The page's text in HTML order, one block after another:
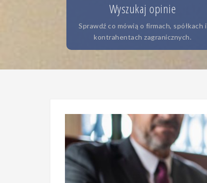
Wyszukaj opinie
Sprawdź co mówią o firmach, spółkach i
kontrahentach zagranicznych.